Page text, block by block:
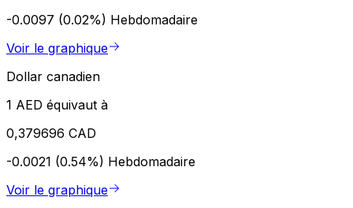
-0.0097 (0.02%) Hebdomadaire
Voir le graphique
Dollar canadien
1 AED équivaut à
0,379696 CAD
-0.0021 (0.54%) Hebdomadaire
Voir le graphique